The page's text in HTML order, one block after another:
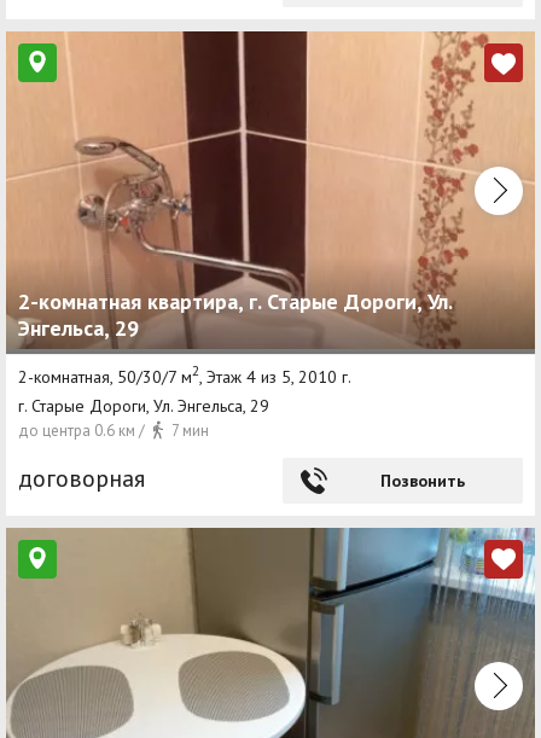
2-комнатная квартира, г. Старые Дороги, Ул.
Энгельса, 29
2-комнатная, 50/30/7 м2 , Этаж 4 из 5, 2010 г.
г. Старые Дороги, Ул. Энгельса, 29
до центра 0.6 км / 7 мин
договорная Позвонить